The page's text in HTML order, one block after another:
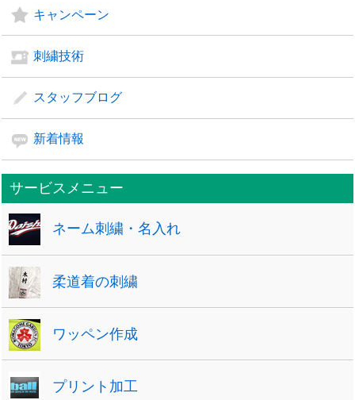
キャンペーン
刺繍技術
スタッフブログ
新着情報
サービスメニュー
ネーム刺繍・名入れ
柔道着の刺繍
ワッペン作成
プリント加工